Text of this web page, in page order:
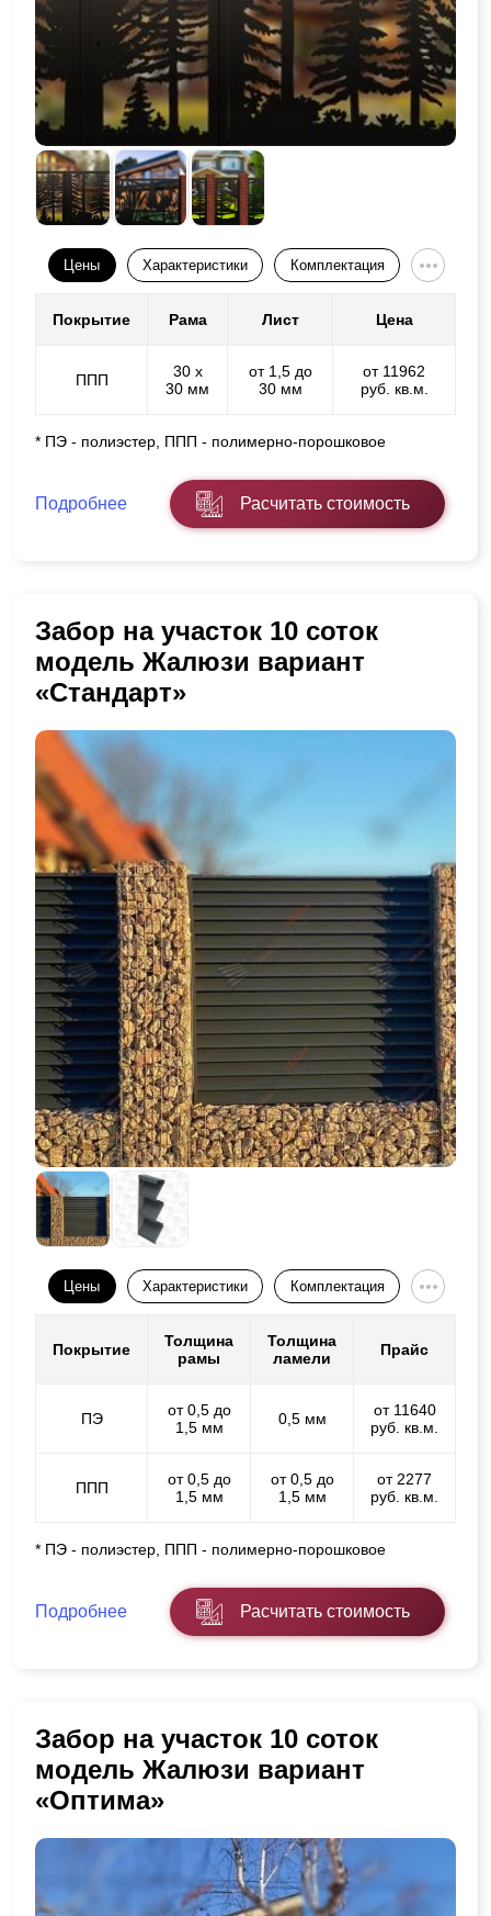
Цены Характеристики Комплектация
Покрытие Рама Лист Цена
ППП
30 х
30 мм
от 1,5 до
30 мм
от 11962
руб. кв.м.
* ПЭ - полиэстер, ППП - полимерно-порошковое
Подробнее Расчитать стоимость
Забор на участок 10 соток
модель Жалюзи вариант
«Стандарт»
Цены Характеристики Комплектация
Покрытие
Толщина
рамы
Толщина
ламели
Прайс
ПЭ
от 0,5 до
1,5 мм
0,5 мм
от 11640
руб. кв.м.
ППП
от 0,5 до
1,5 мм
от 0,5 до
1,5 мм
от 2277
руб. кв.м.
* ПЭ - полиэстер, ППП - полимерно-порошковое
Подробнее Расчитать стоимость
Забор на участок 10 соток
модель Жалюзи вариант
«Оптима»